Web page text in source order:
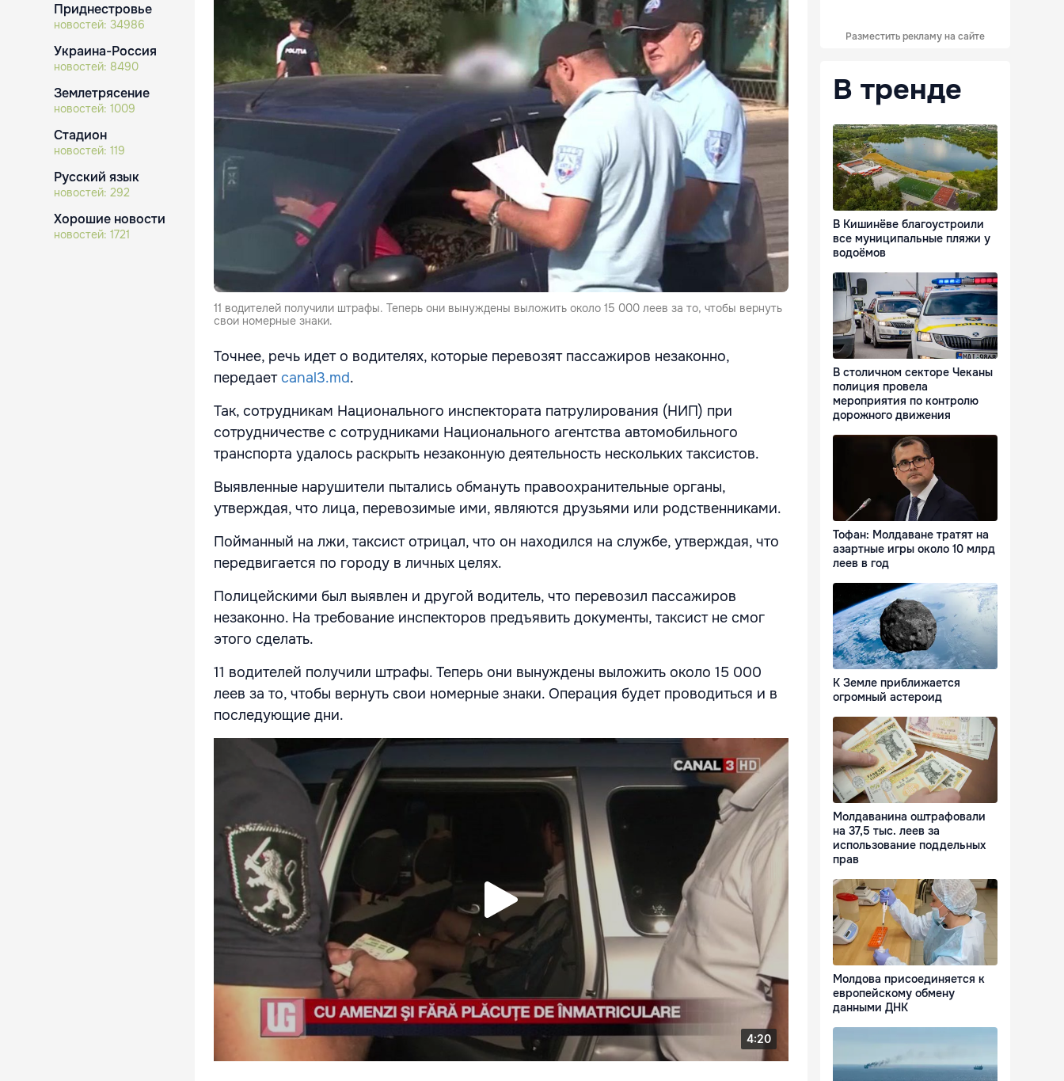
Приднестровье
новостей: 34986
Украина-Россия
новостей: 8490
Землетрясение
новостей: 1009
Стадион
новостей: 119
Русский язык
новостей: 292
Хорошие новости
новостей: 1721
11 водителей получили штрафы. Теперь они вынуждены выложить около 15 000 леев за то, чтобы вернуть
свои номерные знаки.
Точнее, речь идет о водителях, которые перевозят пассажиров незаконно,
передаетcanal3.md.
Так, сотрудникам Национального инспектората патрулирования (НИП) при
сотрудничестве с сотрудниками Национального агентства автомобильного
транспорта удалось раскрыть незаконную деятельность нескольких таксистов.
Выявленные нарушители пытались обмануть правоохранительные органы,
утверждая, что лица, перевозимые ими, являются друзьями или родственниками.
Пойманный на лжи, таксист отрицал, что он находился на службе, утверждая, что
передвигается по городу в личных целях.
Полицейскими был выявлен и другой водитель, что перевозил пассажиров
незаконно. На требование инспекторов предъявить документы, таксист не смог
этого сделать.
11 водителей получили штрафы. Теперь они вынуждены выложить около 15 000
леев за то, чтобы вернуть свои номерные знаки. Операция будет проводиться и в
последующие дни.
Разместить рекламу на сайте
В тренде
В Кишинёве благоустроили
все муниципальные пляжи у
водоёмов
В столичном секторе Чеканы
полиция провела
мероприятия по контролю
дорожного движения
Тофан: Молдаване тратят на
азартные игры около 10 млрд
леев в год
К Земле приближается
огромный астероид
Молдаванина оштрафовали
на 37,5 тыс. леев за
использование поддельных
прав
Молдова присоединяется к
европейскому обмену
данными ДНК